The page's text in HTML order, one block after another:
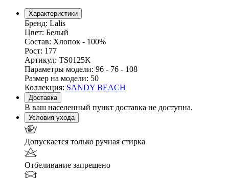
Характеристики
Бренд: Lalis
Цвет: Белый
Состав: Хлопок - 100%
Рост: 177
Артикул: TS0125K
Параметры модели: 96 - 76 - 108
Размер на модели: 50
Коллекция: SANDY BEACH
Доставка
В ваш населенный пункт доставка не доступна.
Условия ухода
Допускается только ручная стирка
Отбеливание запрещено